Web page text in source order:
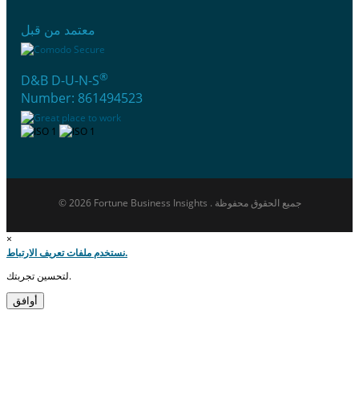
معتمد من قبل
D&B D-U-N-S®
Number: 861494523
© 2026 Fortune Business Insights . جميع الحقوق محفوظة
×
نستخدم ملفات تعريف الارتباط.
لتحسين تجربتك.
أوافق